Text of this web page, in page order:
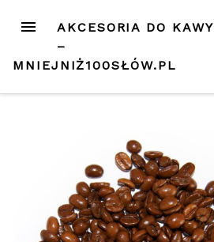
treści
MENU
AKCESORIA DO KAWY
–
MNIEJNIŻ100SŁÓW.PL